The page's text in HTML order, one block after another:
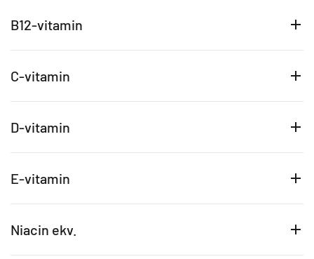
B12-vitamin
C-vitamin
D-vitamin
E-vitamin
Niacin ekv.